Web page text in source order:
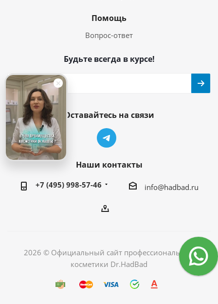
Помощь
Вопрос-ответ
Будьте всегда в курсе!
Оставайтесь на связи
Наши контакты
+7 (495) 998-57-46 info@hadbad.ru
2026 © Официальный сайт профессиональной
косметики Dr.HadBad